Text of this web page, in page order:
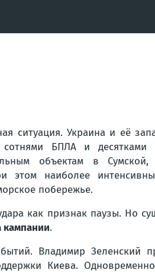
ситуация. Украина и её
БПЛА и десятками
объектам в Сумской,
этом наиболее
побережье.
как признак паузы. Но
кампании.
Владимир Зеленский
Киева.